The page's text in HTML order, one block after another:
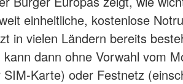
einheitliche, kostenlose
in vielen Ländern bereits
dann ohne Vorwahl vom
Karte) oder Festnetz